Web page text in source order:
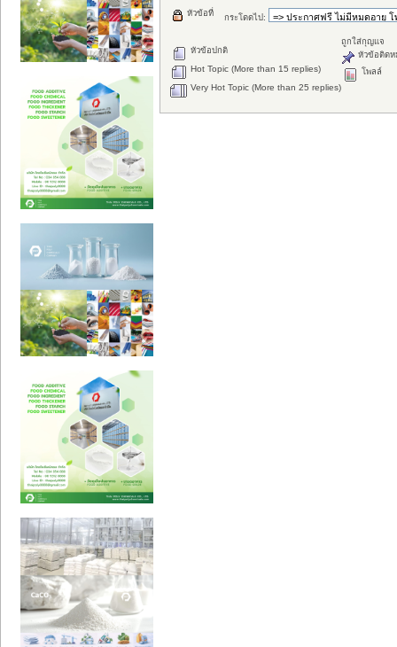
กระโดดไป:
หัวข้อปกติ
Hot Topic (More than 15 replies)
Very Hot Topic (More than 25 replies)
หัวข้อที่
ถูกใส่กุญแจ
หัวข้อติดห
โพลล์